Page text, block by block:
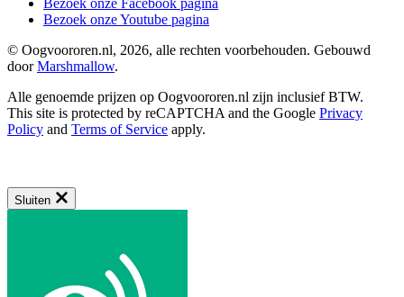
Bezoek onze Facebook pagina
Bezoek onze Youtube pagina
© Oogvoororen.nl, 2026, alle rechten voorbehouden. Gebouwd
doorMarshmallow.
Alle genoemde prijzen op Oogvoororen.nl zijn inclusief BTW.
This site is protected by reCAPTCHA and the Google Privacy
Policy and Terms of Service apply.
Sluiten